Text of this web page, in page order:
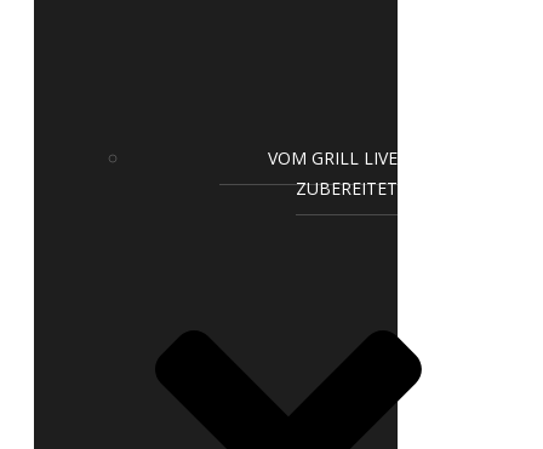
VOM GRILL LIVE
ZUBEREITET